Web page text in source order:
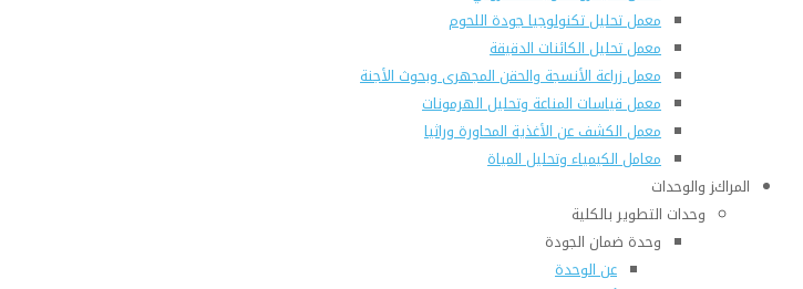
معمل تحليل تكنولوجيا جودة اللحوم
معمل تحليل الكائنات الدقيقة
معمل زراعة الأنسجة والحقن المجهرى وبحوث الأجنة
معمل قياسات المناعة وتحليل الهرمونات
معمل الكشف عن الأغذية المحاورة وراثيا
معامل الكيمياء وتحليل المياة
المراكز والوحدات
وحدات التطوير بالكلية
وحدة ضمان الجودة
عن الوحدة